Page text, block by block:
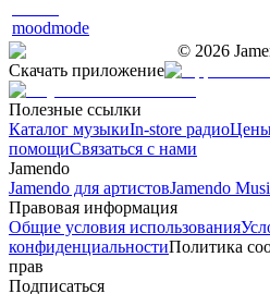
moodmode
© 2026
Скачать приложение
Полезные ссылки
Каталог музыкиIn-store радио
помощиСвязаться с нами
Jamendo
Jamendo для артистовJamendo
Правовая информация
Общие условия использования
конфиденциальностиПолитика
прав
Подписаться